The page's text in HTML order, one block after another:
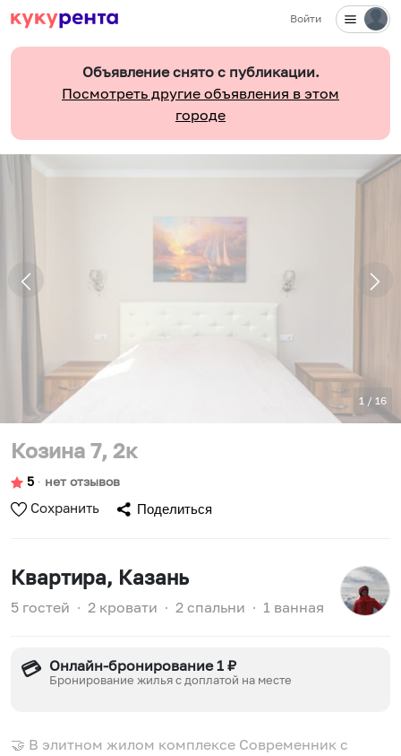
Войти
Объявление снято с публикации.
Посмотреть другие объявления в этом
городе
1 / 16
Козина 7, 2к
5 ∙ нет отзывов
Сохранить Поделиться
Квартира, Казань
5 гостей ∙ 2 кровати ∙ 2 спальни ∙ 1 ванная
💳 Онлайн-бронирование 1 ₽
Бронирование жилья с доплатой на месте
🤝 В элитном жилом комплексе Современник с